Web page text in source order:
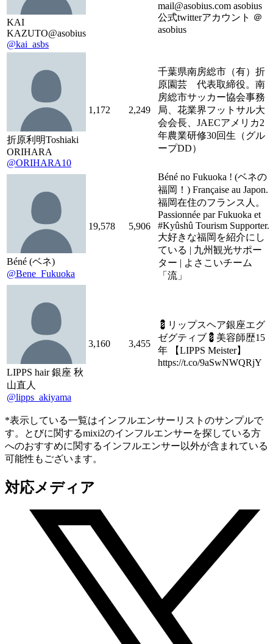
KAI
KAZUTO@asobius
@kai_asbs
mail@asobius.com asobius
公式twitterアカウント ＠
asobius
折原利明Toshiaki
ORIHARA
@ORIHARA10
1,172 2,249
千葉県南房総市（有）折
原園芸 代表取締役。南
房総市サッカー協会事務
局、花業界フットサル大
会会長、JAECアメリカ2
年農業研修30回生（グル
ープDD）
Béné (ベネ)
@Bene_Fukuoka
19,578 5,906
Béné no Fukuoka ! (ベネの
福岡！) Française au Japon.
福岡在住のフランス人。
Passionnée par Fukuoka et
#Kyûshû Tourism Supporter.
大好きな福岡を紹介にし
ている | 九州観光サポー
ター | よさこいチーム
「流」
LIPPS hair 銀座 秋
山直人
@lipps_akiyama
3,160 3,455
💈リップスヘア銀座エグ
ゼグティブ💈美容師歴15
年 【LIPPS Meister】
https://t.co/9aSwNWQRjY
*表示している一覧はインフルエンサーリストのサンプルで
す。とびに関するmixi2のインフルエンサーを探している方
へのおすすめに関するインフルエンサー以外が含まれている
可能性もございます。
対応メディア